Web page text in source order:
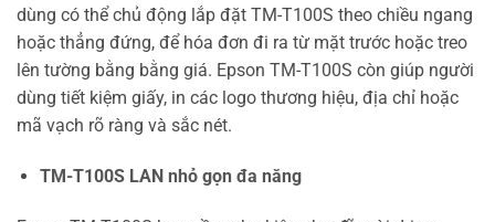
dùng có thể chủ động lắp đặt TM-T100S theo chiều ngang
hoặc thẳng đứng, để hóa đơn đi ra từ mặt trước hoặc treo
lên tường bằng bằng giá. Epson TM-T100S còn giúp người
dùng tiết kiệm giấy, in các logo thương hiệu, địa chỉ hoặc
mã vạch rõ ràng và sắc nét.
TM-T100S LAN nhỏ gọn đa năng